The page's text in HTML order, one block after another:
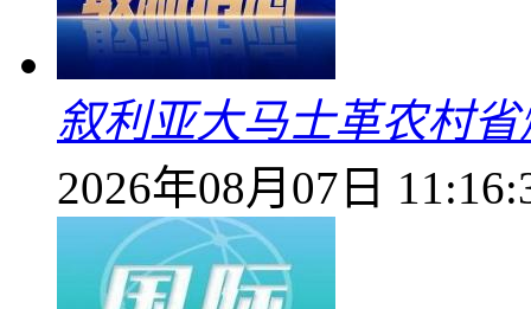
叙利亚大马士革农村
2026年08月07日